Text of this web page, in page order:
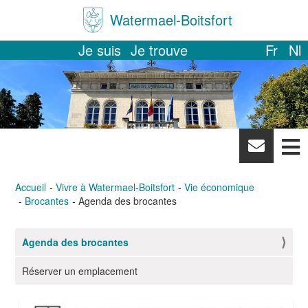
Watermael-Boitsfort
Je suis Je trouve Fr Nl
News
Accueil Vivre à Watermael-Boitsfort
Vie économique
Brocantes
Agenda des brocantes
N
v
Agenda des brocantes
Réserver un emplacement